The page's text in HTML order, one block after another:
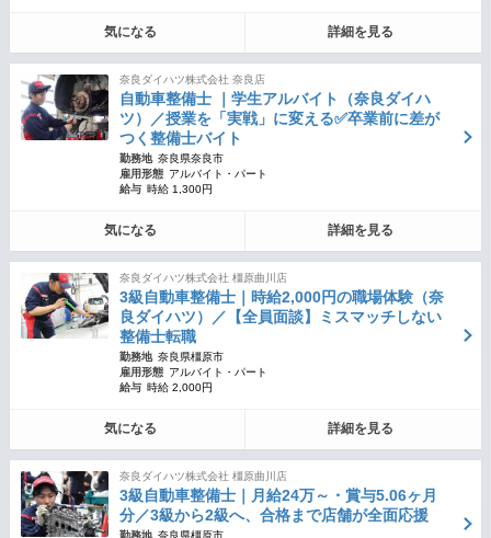
気になる 詳細を見る
奈良ダイハツ株式会社 奈良店
自動車整備士 ｜学生アルバイト（奈良ダイハ
ツ）／授業を「実戦」に変える✅卒業前に差が
つく整備士バイト
勤務地 奈良県奈良市
雇用形態 アルバイト・パート
給与 時給 1,300円
気になる 詳細を見る
奈良ダイハツ株式会社 橿原曲川店
3級自動車整備士｜時給2,000円の職場体験（奈
良ダイハツ）／【全員面談】ミスマッチしない
整備士転職
勤務地 奈良県橿原市
雇用形態 アルバイト・パート
給与 時給 2,000円
気になる 詳細を見る
奈良ダイハツ株式会社 橿原曲川店
3級自動車整備士｜月給24万～・賞与5.06ヶ月
分／3級から2級へ、合格まで店舗が全面応援
勤務地 奈良県橿原市